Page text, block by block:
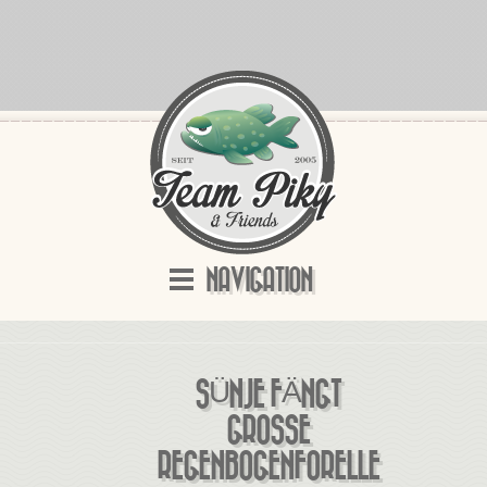
NAVIGATION
SÜNJE FÄNGT
GROSSE R
EGENBOGENFORELLE